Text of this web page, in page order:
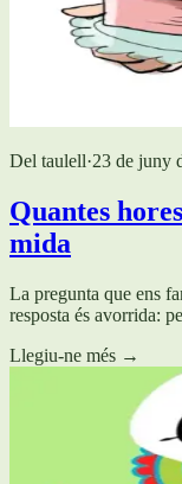
Del taulell·23 de juny
Quantes
mida
La pregunta que ens
resposta és avorrida:
Llegiu-ne més →